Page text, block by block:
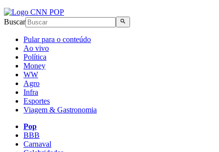
Buscar
Pular para o conteúdo
Ao vivo
Política
Money
WW
Agro
Infra
Esportes
Viagem & Gastronomia
Pop
BBB
Carnaval